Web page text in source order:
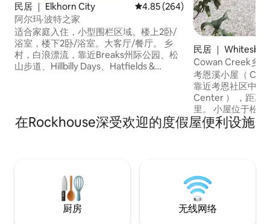
民居 ｜ Elkhorn City 平均评分 4.85 分（满分 5 分），
4.85 (264)
阿尔玛·波特之家
适合家庭入住，小型围栏区域。楼上2卧/
浴室，楼下2卧/浴室。大客厅/餐厅。 乡
村，白浪漂流，靠近Breaks州际公园、松
山步道、Hillbilly Days、Hatfields &
步道系统、埃尔克霍恩市活动、南峡谷探
民居 ｜
Cowan Creek乡
考恩溪小屋（
靠近考恩社区中
Center ） ，距离
里。 小屋位于松山（ Pine Mountain ）山
脚下。 您会喜欢
有自己的小屋的感觉。 在拜访朋
旅行者、差旅人士
在Rockhouse深受欢迎的度假屋便利设施
厨房 无线网络